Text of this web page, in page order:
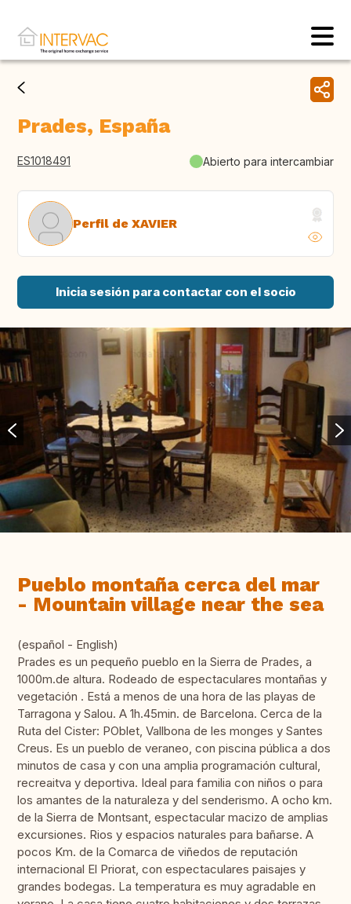
Prades, España
ES1018491 Abierto para intercambiar
Perfil de XAVIER
Inicia sesión para contactar con el socio
Pueblo montaña cerca del mar
- Mountain village near the sea
(español - English)
Prades es un pequeño pueblo en la Sierra de Prades, a
1000m.de altura. Rodeado de espectaculares montañas y
vegetación . Está a menos de una hora de las playas de
Tarragona y Salou. A 1h.45min. de Barcelona. Cerca de la
Ruta del Cister: POblet, Vallbona de les monges y Santes
Creus. Es un pueblo de veraneo, con piscina pública a dos
minutos de casa y con una amplia programación cultural,
recreaitva y deportiva. Ideal para familia con niños o para
los amantes de la naturaleza y del senderismo. A ocho km.
de la Sierra de Montsant, espectacular macizo de amplias
excursiones. Rios y espacios naturales para bañarse. A
pocos Km. de la Comarca de viñedos de reputación
internacional El Priorat, con espectaculares paisajes y
grandes bodegas. La temperatura es muy agradable en